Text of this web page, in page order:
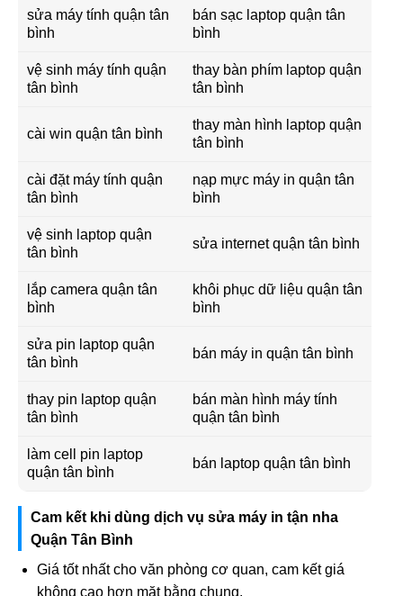
sửa máy tính quận tân
bình
bán sạc laptop quận tân
bình
vệ sinh máy tính quận
tân bình
thay bàn phím laptop quận
tân bình
cài win quận tân bình
thay màn hình laptop quận
tân bình
cài đặt máy tính quận
tân bình
nạp mực máy in quận tân
bình
vệ sinh laptop quận
tân bình
sửa internet quận tân bình
lắp camera quận tân
bình
khôi phục dữ liệu quận tân
bình
sửa pin laptop quận
tân bình
bán máy in quận tân bình
thay pin laptop quận
tân bình
bán màn hình máy tính
quận tân bình
làm cell pin laptop
quận tân bình
bán laptop quận tân bình
Cam kết khi dùng dịch vụ sửa máy in tận nha
Quận Tân Bình
Giá tốt nhất cho văn phòng cơ quan, cam kết giá
không cao hơn mặt bằng chung.